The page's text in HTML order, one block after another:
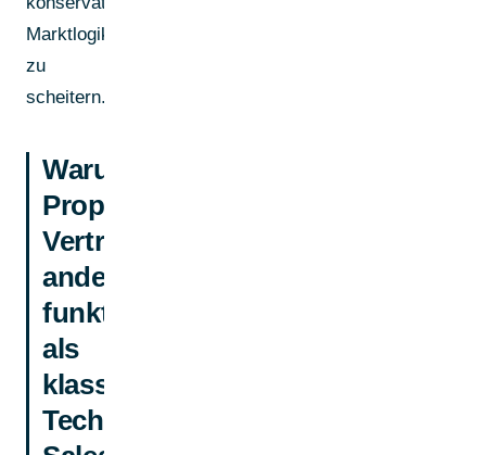
Marktlogik
zu
scheitern.
Warum
PropTech-
Vertrieb
anders
funktioniert
als
klassischer
Tech-